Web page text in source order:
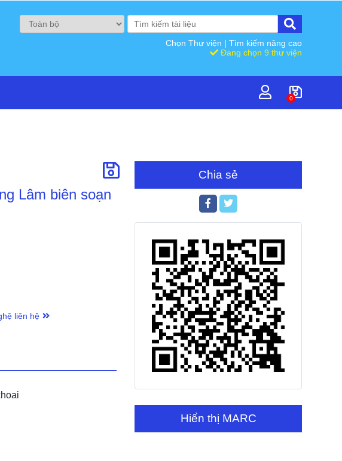
Chọn Thư viện | Tìm kiếm nâng cao
Đang chọn 9 thư viện
0
Lâm biên soạn
liên hệ
Chia sẻ
Hiển thị MARC